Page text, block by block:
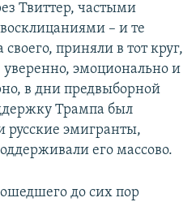
Твиттер, частыми
– и те
приняли в тот круг,
уверенно, эмоционально и
в дни предвыборной
Трампа был
русские эмигранты,
его массово.
до сих пор